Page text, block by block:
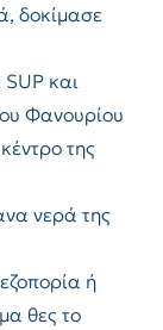
δοκίμασε
και
Φανουρίου
της
νερά της
ή
θες το